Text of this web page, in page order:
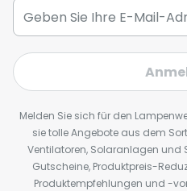
Melden Sie sich für den
sie tolle Angebote aus dem
Ventilatoren, Solaranlagen und
Gutscheine, Produktpreis-
Produktempfehlungen und -